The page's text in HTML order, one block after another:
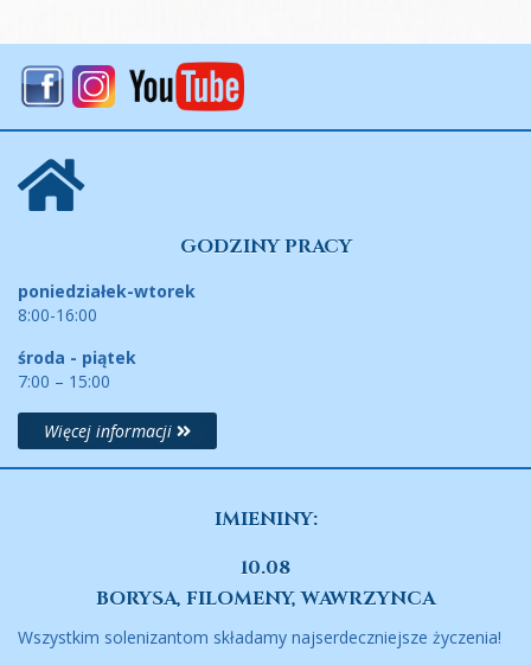
GODZINY PRACY
poniedziałek-wtorek
8:00-16:00
środa - piątek
7:00 – 15:00
Więcej informacji
IMIENINY:
10.08
BORYSA, FILOMENY, WAWRZYNCA
Wszystkim solenizantom składamy najserdeczniejsze życzenia!